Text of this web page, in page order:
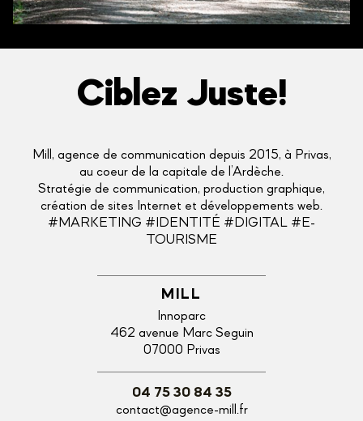
Ciblez Juste!
Mill, agence de communication depuis 2015, à Privas,
au coeur de la capitale de l’Ardèche.
Stratégie de communication, production graphique,
création de sites Internet et développements web.
#MARKETING #IDENTITÉ #DIGITAL #E-
TOURISME
MILL
Innoparc
462 avenue Marc Seguin
07000 Privas
04 75 30 84 35
contact@agence-mill.fr